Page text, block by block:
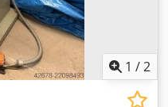
1 /2